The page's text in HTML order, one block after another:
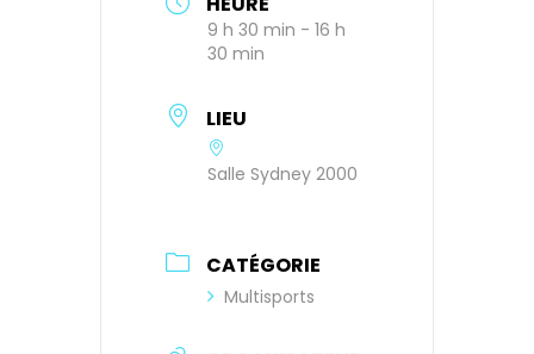
9 h 30 min - 16 h
30 min
LIEU
Salle Sydney 2000
CATÉGORIE
Multisports